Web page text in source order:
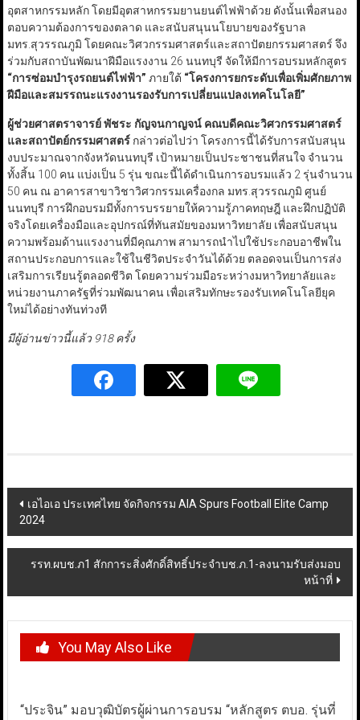
อุตสาหกรรมหลัก โดยมีอุตสาหกรรมยานยนต์ไฟฟ้าด้วย ดังนั้นเพื่อสนอง
ตอบความต้องการของตลาด และสนับสนุนนโยบายของรัฐบาล
มทร.สุวรรณภูมิ โดยคณะวิศวกรรมศาสตร์และสถาปัตยกรรมศาสตร์ จึง
ร่วมกับสถาบันพัฒนาฝีมือแรงงาน 26 นนทบุรี จัดให้มีการอบรมหลักสูตร
“การซ่อมบำรุงรถยนต์ไฟฟ้า” ภายใต้ “โครงการยกระดับเพื่อเพิ่มศักยภาพ
ฝีมือและสมรรถนะแรงงานรองรับการเปลี่ยนแปลงเทคโนโลยี”
ผู้ช่วยศาสตราจารย์ พัชระ กัญจนกาญจน์ คณบดีคณะวิศวกรรมศาสตร์
และสถาปัตย์กรรมศาสตร์กล่าวต่อไปว่า โครงการนี้ได้รับการสนับสนุน
งบประมาณจากจังหวัดนนทบุรี เป้าหมายเป็นประชาชนที่สนใจ จำนวน
ทั้งสิ้น 100 คน แบ่งเป็น 5 รุ่น ขณะนี้ได้ดำเนินการอบรมแล้ว 2 รุ่นจำนวน
50 คน ณ อาคารสาขาวิชาวิศวกรรมเครื่องกล มทร.สุวรรณภูมิ ศูนย์
นนทบุรี การฝึกอบรมมีทั้งการบรรยายให้ความรู้ภาคทฤษฎี และฝึกปฏิบัติ
จริงโดยเครื่องมือและอุปกรณ์ที่ทันสมัยของมหาวิทยาลัย เพื่อสนับสนุน
ความพร้อมด้านแรงงานที่มีคุณภาพ สามารถนำไปใช้ประกอบอาชีพใน
สถานประกอบการและใช้ในชีวิตประจำวันได้ด้วย ตลอดจนเป็นการส่ง
เสริมการเรียนรู้ตลอดชีวิต โดยความร่วมมือระหว่างมหาวิทยาลัยและ
หน่วยงานภาครัฐที่ร่วมพัฒนาคน เพื่อเสริมทักษะรองรับเทคโนโลยียุค
ใหม่ได้อย่างทันท่วงที
มีผู้อ่านข่าวนี้แล้ว 918 ครั้ง
Post
navigation
เอไอเอ ประเทศไทย จัดกิจกรรม AIA Spurs Football Elite Camp
2024
รรท.ผบช.ภ1 สักการะสิ่งศักดิ์สิทธิ์ประจำบช.ภ.1-ลงนามรับส่งมอบ
หน้าที่
You May Also Like
“ประจิน” มอบวุฒิบัตรผู้ผ่านการอบรม “หลักสูตร ตบอ. รุ่นที่